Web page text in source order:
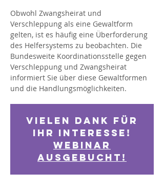
Obwohl Zwangsheirat und
Verschleppung als eine Gewaltform
gelten, ist es häufig eine Überforderung
des Helfersystems zu beobachten. Die
Bundesweite Koordinationsstelle gegen
Verschleppung und Zwangsheirat
informiert Sie über diese Gewaltformen
und die Handlungsmöglichkeiten.
Vielen Dank für
Ihr Interesse!
Webinar
ausgebucht!